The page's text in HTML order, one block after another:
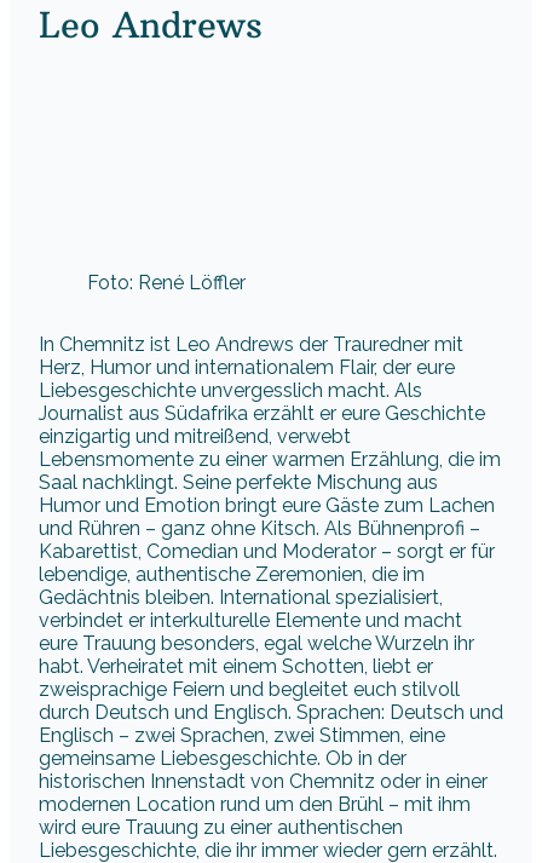
Leo Andrews
Foto: René Löffler
In Chemnitz ist Leo Andrews der Trauredner mit
Herz, Humor und internationalem Flair, der eure
Liebesgeschichte unvergesslich macht. Als
Journalist aus Südafrika erzählt er eure Geschichte
einzigartig und mitreißend, verwebt
Lebensmomente zu einer warmen Erzählung, die im
Saal nachklingt. Seine perfekte Mischung aus
Humor und Emotion bringt eure Gäste zum Lachen
und Rühren – ganz ohne Kitsch. Als Bühnenprofi –
Kabarettist, Comedian und Moderator – sorgt er für
lebendige, authentische Zeremonien, die im
Gedächtnis bleiben. International spezialisiert,
verbindet er interkulturelle Elemente und macht
eure Trauung besonders, egal welche Wurzeln ihr
habt. Verheiratet mit einem Schotten, liebt er
zweisprachige Feiern und begleitet euch stilvoll
durch Deutsch und Englisch. Sprachen: Deutsch und
Englisch – zwei Sprachen, zwei Stimmen, eine
gemeinsame Liebesgeschichte. Ob in der
historischen Innenstadt von Chemnitz oder in einer
modernen Location rund um den Brühl – mit ihm
wird eure Trauung zu einer authentischen
Liebesgeschichte, die ihr immer wieder gern erzählt.